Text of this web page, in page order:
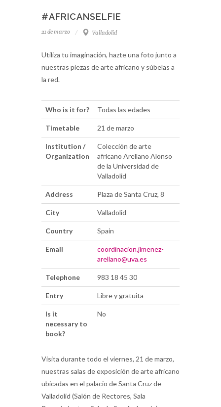
#AFRICANSELFIE
21 de marzo Valladolid
Utiliza tu imaginación, hazte una foto junto a
nuestras piezas de arte africano y súbelas a
la red.
Who is it for? Todas las edades
Timetable 21 de marzo
Institution /
Organization
Colección de arte
africano Arellano Alonso
de la Universidad de
Valladolid
Address Plaza de Santa Cruz, 8
City Valladolid
Country Spain
Email
coordinacion.jimenez-
arellano@uva.es
Telephone 983 18 45 30
Entry Libre y gratuita
Is it
necessary to
book?
No
Visita durante todo el viernes, 21 de marzo,
nuestras salas de exposición de arte africano
ubicadas en el palacio de Santa Cruz de
Valladolid (Salón de Rectores, Sala